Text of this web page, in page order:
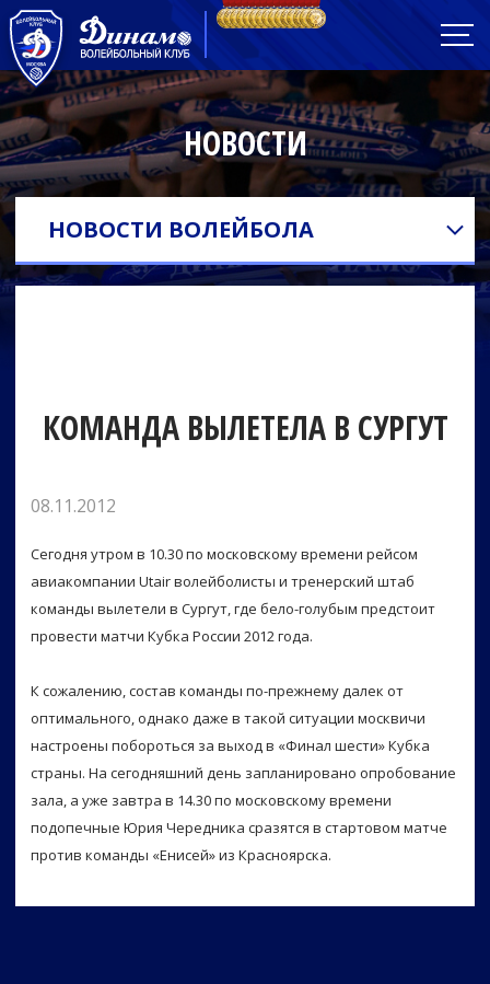
НОВОСТИ
НОВОСТИ ВОЛЕЙБОЛА
КОМАНДА ВЫЛЕТЕЛА В СУРГУТ
08.11.2012
Сегодня утром в 10.30 по московскому времени рейсом
авиакомпании Utair волейболисты и тренерский штаб
команды вылетели в Сургут, где бело-голубым предстоит
провести матчи Кубка России 2012 года.
К сожалению, состав команды по-прежнему далек от
оптимального, однако даже в такой ситуации москвичи
настроены побороться за выход в «Финал шести» Кубка
страны. На сегодняшний день запланировано опробование
зала, а уже завтра в 14.30 по московскому времени
подопечные Юрия Чередника сразятся в стартовом матче
против команды «Енисей» из Красноярска.